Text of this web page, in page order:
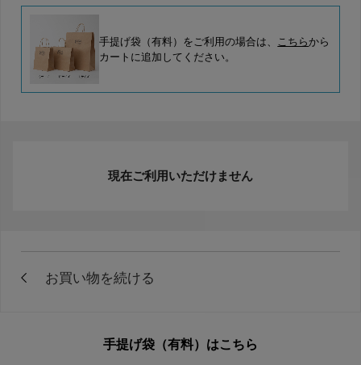
手提げ袋（有料）をご利用の場合は、 こちらから
カートに追加してください。
現在ご利用いただけません
手提げ袋（有料）はこちら